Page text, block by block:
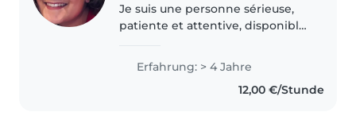
Je suis une personne sérieuse,
patiente et attentive, disponible
ends. J'aime m'occuper des
enfants, proposer des jeux
calmes ou créatifs, aider aux
Erfahrung: > 4 Jahre
12,00 €/Stunde